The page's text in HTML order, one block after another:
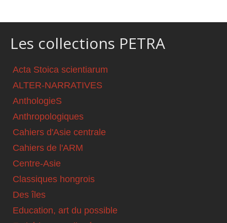
Les collections PETRA
Acta Stoica scientiarum
ALTER-NARRATIVES
AnthologieS
Anthropologiques
Cahiers d'Asie centrale
Cahiers de l'ARM
Centre-Asie
Classiques hongrois
Des îles
Education, art du possible